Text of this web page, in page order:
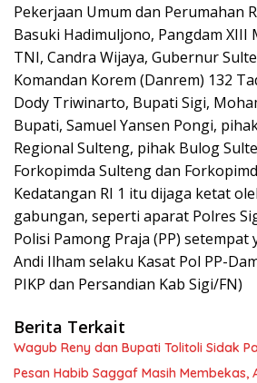
Pekerjaan Umum dan Perumahan
Basuki Hadimuljono, Pangdam XIII
TNI, Candra Wijaya, Gubernur
Komandan Korem (Danrem) 132
Dody Triwinarto, Bupati Sigi,
Bupati, Samuel Yansen Pongi,
Regional Sulteng, pihak Bulog
Forkopimda Sulteng dan
Kedatangan RI 1 itu dijaga ketat
gabungan, seperti aparat Polres
Polisi Pamong Praja (PP) setempat
Andi Ilham selaku Kasat Pol PP-
PIKP dan Persandian Kab Sigi/FN)
Berita Terkait
Wagub Reny dan Bupati Tolitoli Sidak
Pesan Habib Saggaf Masih Membekas,